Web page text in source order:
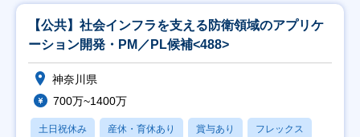
【公共】社会インフラを支える防衛領域のアプリケ
ーション開発・PM／PL候補<488>
神奈川県
700万~1400万
土日祝休み 産休・育休あり 賞与あり フレックス